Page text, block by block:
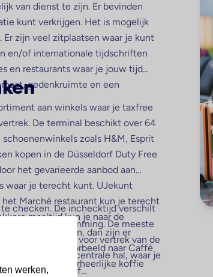
van dienst te zijn. Er bevinden
kunt verkrijgen. Het is mogelijk
zijn veel zitplaatsen waar je kunt
en/of internationale tijdschriften
en restaurants waar je jouw tijd
gedenkruimte en een
aan winkels waar je taxfree
De terminal beschikt over 64
zoals H&M, Esprit
kopen in de Düsseldorf Duty Free
het gevarieerde aanbod aan
waar je terecht kunt. UJekunt
Marché restaurant kun je terecht
maaltijd kun je naar de
wilt worden, dan zijn er
hiervoor bijvoorbeeld naar Caffè
waar je overheerlijke koffie
checken. De inchecktijd verschilt
van de bestemming. De meeste
40 minuten voor vertrek van de
te vinden in de centrale hal, waar je
voor de vlucht of
werken,